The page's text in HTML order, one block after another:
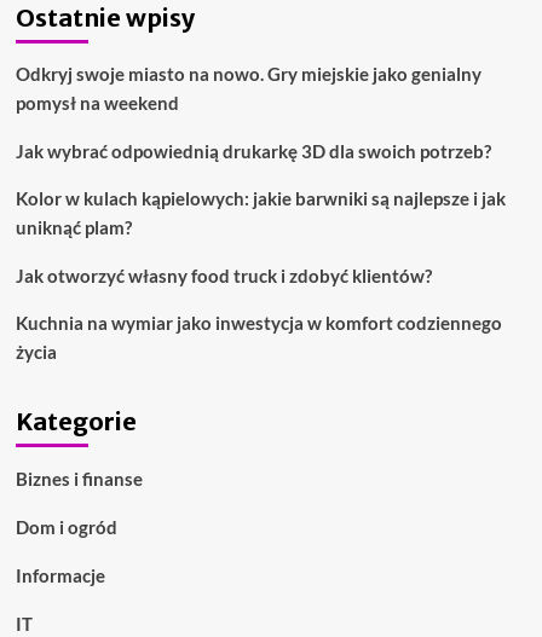
Ostatnie wpisy
Odkryj swoje miasto na nowo. Gry miejskie jako genialny
pomysł na weekend
Jak wybrać odpowiednią drukarkę 3D dla swoich potrzeb?
Kolor w kulach kąpielowych: jakie barwniki są najlepsze i jak
uniknąć plam?
Jak otworzyć własny food truck i zdobyć klientów?
Kuchnia na wymiar jako inwestycja w komfort codziennego
życia
Kategorie
Biznes i finanse
Dom i ogród
Informacje
IT